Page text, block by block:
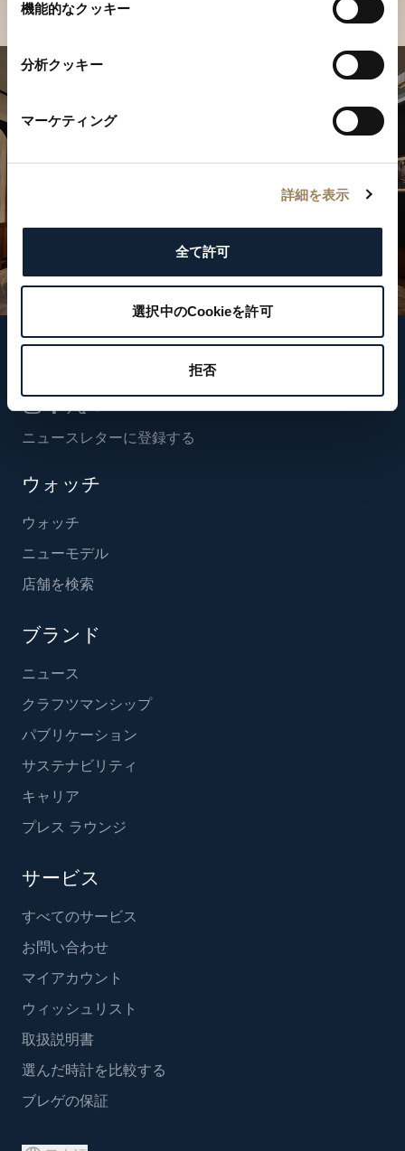
機能的なクッキー
分析クッキー
マーケティング
詳細を表示
全て許可
選択中のCookieを許可
拒否
ニュースレターに登録する
ウォッチ
ウォッチ
ニューモデル
店舗を検索
ブランド
ニュース
クラフツマンシップ
パブリケーション
サステナビリティ
キャリア
プレス ラウンジ
サービス
すべてのサービス
お問い合わせ
マイアカウント
ウィッシュリスト
取扱説明書
選んだ時計を比較する
ブレゲの保証